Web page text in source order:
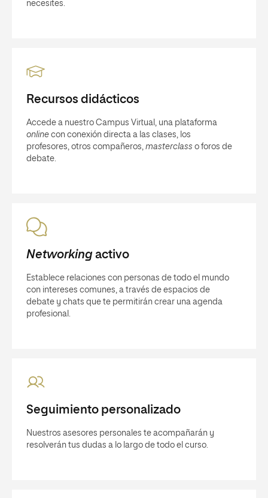
necesites.
Recursos didácticos
Accede a nuestro Campus Virtual, una plataforma
online con conexión directa a las clases, los
profesores, otros compañeros, masterclass o foros de
debate.
Networkingactivo
Establece relaciones con personas de todo el mundo
con intereses comunes, a través de espacios de
debate y chats que te permitirán crear una agenda
profesional.
Seguimiento personalizado
Nuestros asesores personales te acompañarán y
resolverán tus dudas a lo largo de todo el curso.